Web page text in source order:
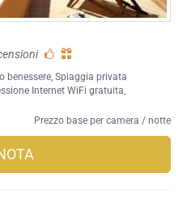
benessere Spiaggia privata
Internet WiFi gratuita
Prezzo base per camera / notte